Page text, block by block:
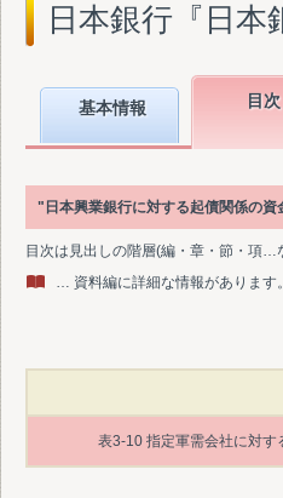
日本銀行『日本
基本情報 目次
"日本興業銀行に対する起債関係の資
目次は見出しの階層(編・章・節・項…
… 資料編に詳細な情報があります。
表3-10 指定軍需会社に対す